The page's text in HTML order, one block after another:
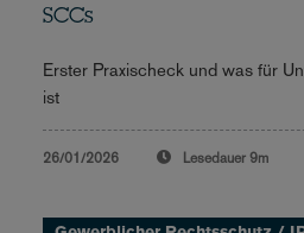
SCCs
Erster Praxischeck und was für
ist
26/01/2026 Lesedauer 9m